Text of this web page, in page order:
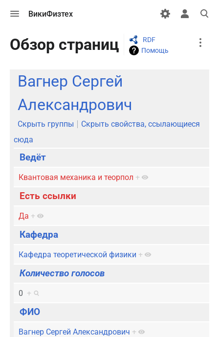
меню
ВикиФизтех
Открыть
поиск
Обзор страниц
RDF
Помощь
More
actions
Вагнер Сергей
Александрович
Скрыть группы
Скрыть свойства, ссылающиеся
сюда
Ведёт
Квантовая механика и теорпол +
Есть ссылки
Да +
Кафедра
Кафедра теоретической физики +
Количество голосов
0 +
ФИО
Вагнер Сергей Александрович +